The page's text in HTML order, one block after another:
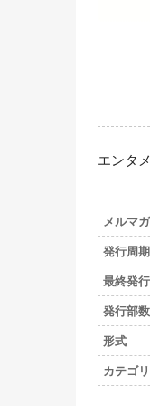
エンタ
メルマ
発行周期
最終発
発行部数
形式
カテゴリ